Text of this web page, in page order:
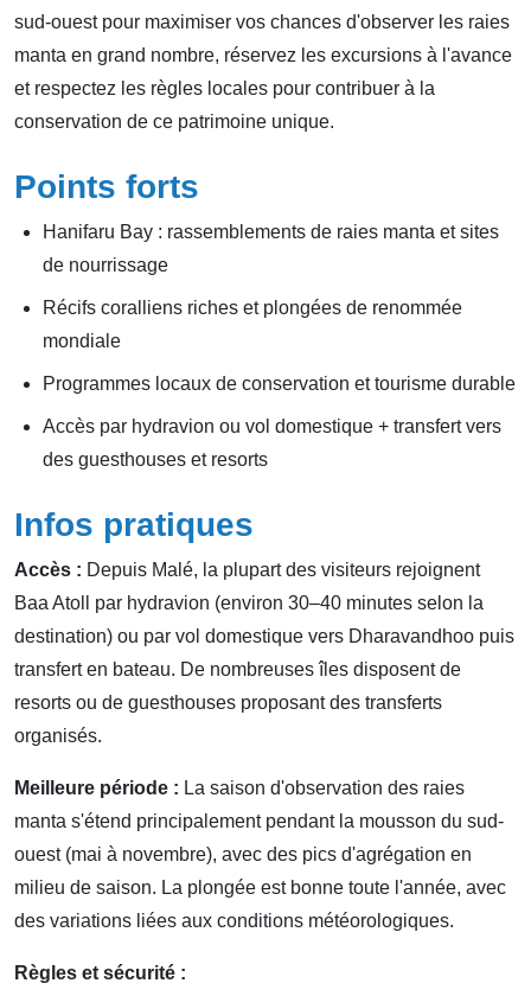
sud-ouest pour maximiser vos chances d'observer les raies
manta en grand nombre, réservez les excursions à l'avance
et respectez les règles locales pour contribuer à la
conservation de ce patrimoine unique.
Points forts
Hanifaru Bay : rassemblements de raies manta et sites
de nourrissage
Récifs coralliens riches et plongées de renommée
mondiale
Programmes locaux de conservation et tourisme durable
Accès par hydravion ou vol domestique + transfert vers
des guesthouses et resorts
Infos pratiques
Accès : Depuis Malé, la plupart des visiteurs rejoignent
Baa Atoll par hydravion (environ 30–40 minutes selon la
destination) ou par vol domestique vers Dharavandhoo puis
transfert en bateau. De nombreuses îles disposent de
resorts ou de guesthouses proposant des transferts
organisés.
Meilleure période : La saison d'observation des raies
manta s'étend principalement pendant la mousson du sud-
ouest (mai à novembre), avec des pics d'agrégation en
milieu de saison. La plongée est bonne toute l'année, avec
des variations liées aux conditions météorologiques.
Règles et sécurité :